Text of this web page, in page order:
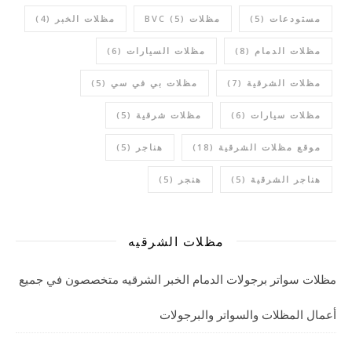
مستودعات (5) مظلات BVC (5) مظلات الخبر (4)
مظلات الدمام (8) مظلات السيارات (6)
مظلات الشرقية (7) مظلات بي في سي (5)
مظلات سيارات (6) مظلات شرقية (5)
موقع مظلات الشرقية (18) هناجر (5)
هناجر الشرقية (5) هنجر (5)
مظلات الشرقيه
مظلات سواتر برجولات الدمام الخبر الشرقيه متخصصون في جميع
أعمال المظلات والسواتر والبرجولات